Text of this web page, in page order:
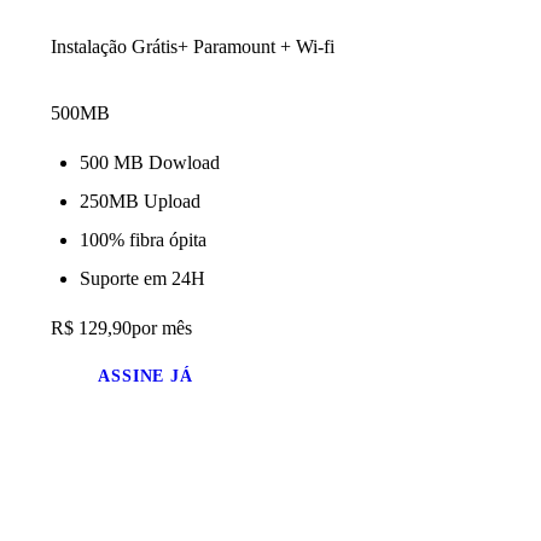
Instalação Grátis+ Paramount + Wi-fi
500MB
500 MB Dowload
250MB Upload
100% fibra ópita
Suporte em 24H
R$ 129,90por mês
ASSINE JÁ